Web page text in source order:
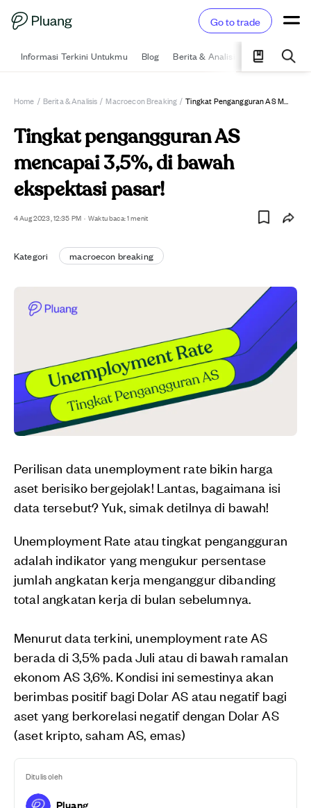
Go to trade
Informasi Terkini Untukmu Blog Berita & Analisis Pelajari
Home / Berita & Analisis / Macroecon Breaking / Tingkat Pengangguran AS Mencapai 3,5%, Di Bawah Ekspektasi Pasar!
Tingkat pengangguran AS
mencapai 3,5%, di bawah
ekspektasi pasar!
4 Aug 2023, 12:35 PM · Waktu baca: 1 menit
Kategori macroecon breaking
Perilisan data unemployment rate bikin harga
aset berisiko bergejolak! Lantas, bagaimana isi
data tersebut? Yuk, simak detilnya di bawah!
Unemployment Rate atau tingkat pengangguran
adalah indikator yang mengukur persentase
jumlah angkatan kerja menganggur dibanding
total angkatan kerja di bulan sebelumnya.
Menurut data terkini, unemployment rate AS
berada di 3,5% pada Juli atau di bawah ramalan
ekonom AS 3,6%. Kondisi ini semestinya akan
berimbas positif bagi Dolar AS atau negatif bagi
aset yang berkorelasi negatif dengan Dolar AS
(aset kripto, saham AS, emas)
Ditulis oleh
Pluang